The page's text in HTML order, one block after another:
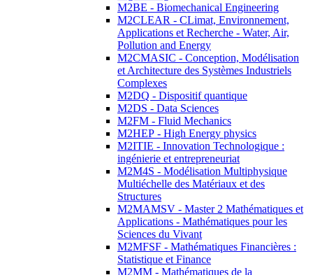
M2BE - Biomechanical Engineering
M2CLEAR - CLimat, Environnement,
Applications et Recherche - Water, Air,
Pollution and Energy
M2CMASIC - Conception, Modélisation
et Architecture des Systèmes Industriels
Complexes
M2DQ - Dispositif quantique
M2DS - Data Sciences
M2FM - Fluid Mechanics
M2HEP - High Energy physics
M2ITIE - Innovation Technologique :
ingénierie et entrepreneuriat
M2M4S - Modélisation Multiphysique
Multiéchelle des Matériaux et des
Structures
M2MAMSV - Master 2 Mathématiques et
Applications - Mathématiques pour les
Sciences du Vivant
M2MFSF - Mathématiques Financières :
Statistique et Finance
M2MM - Mathématiques de la